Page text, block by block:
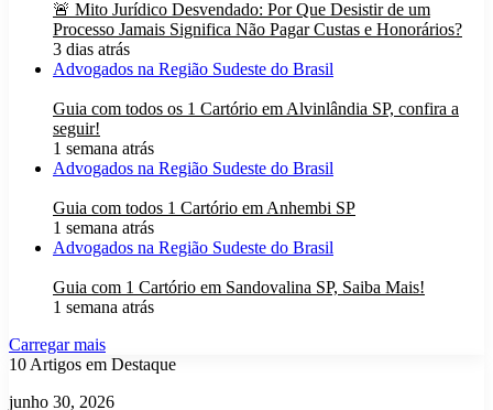
🚨 Mito Jurídico Desvendado: Por Que Desistir de um
Processo Jamais Significa Não Pagar Custas e Honorários?
3 dias atrás
Advogados na Região Sudeste do Brasil
Guia com todos os 1 Cartório em Alvinlândia SP, confira a
seguir!
1 semana atrás
Advogados na Região Sudeste do Brasil
Guia com todos 1 Cartório em Anhembi SP
1 semana atrás
Advogados na Região Sudeste do Brasil
Guia com 1 Cartório em Sandovalina SP, Saiba Mais!
1 semana atrás
Carregar mais
10 Artigos em Destaque
Artigos
junho 30, 2026